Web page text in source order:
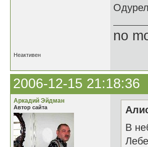
no
Неактивен
2006-12-15 21:18:36
Аркадий Эйдман
Автор сайта
В